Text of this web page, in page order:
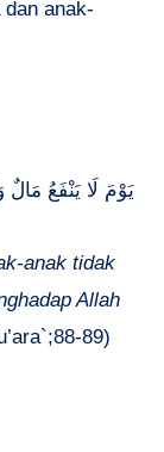
anak-
anak tidak
Allah
89)